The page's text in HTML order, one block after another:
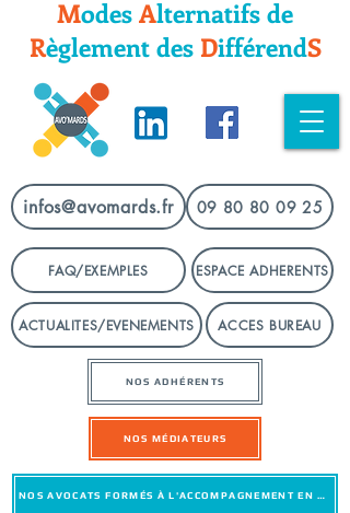
ModesAlternatifsde
Règlement desDifférendS
infos@avomards.fr 09 80 80 09 25
FAQ/EXEMPLES ESPACE ADHERENTS
ACTUALITES/EVENEMENTS ACCES BUREAU
NOS ADHÉRENTS
NOS MÉDIATEURS
NOS AVOCATS FORMÉS À L'ACCOMPAGNEMENT EN MÉDIATION